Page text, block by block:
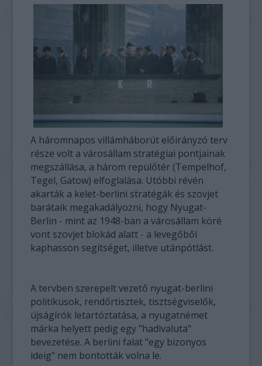
A háromnapos villámháborút előirányzó terv
része volt a városállam stratégiai pontjainak
megszállása, a három repülőtér (Tempelhof,
Tegel, Gatow) elfoglalása. Utóbbi révén
akarták a kelet-berlini stratégák és szovjet
barátaik megakadályozni, hogy Nyugat-
Berlin - mint az 1948-ban a városállam köré
vont szovjet blokád alatt - a levegőből
kaphasson segítséget, illetve utánpótlást.
A tervben szerepelt vezető nyugat-berlini
politikusok, rendőrtisztek, tisztségviselők,
újságírók letartóztatása, a nyugatnémet
márka helyett pedig egy "hadivaluta"
bevezetése. A berlini falat "egy bizonyos
ideig" nem bontották volna le.